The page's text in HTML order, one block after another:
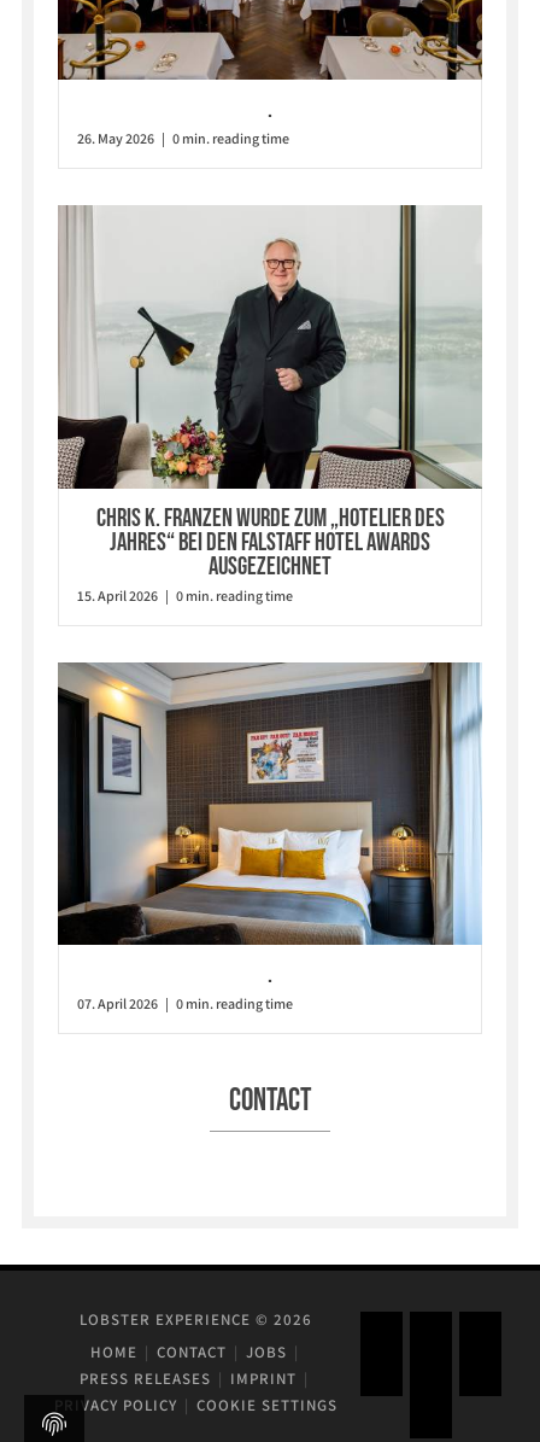
.
26. May 2026 | 0 min. reading time
Chris K. Franzen wurde zum „Hotelier des
Jahres“ bei den Falstaff Hotel Awards
ausgezeichnet
15. April 2026 | 0 min. reading time
.
07. April 2026 | 0 min. reading time
Contact
LOBSTER EXPERIENCE © 2026
HOME
CONTACT
JOBS
PRESS RELEASES
IMPRINT
PRIVACY POLICY
COOKIE SETTINGS